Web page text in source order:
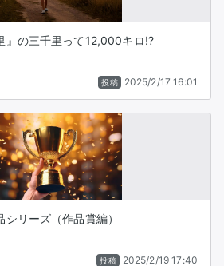
』の三千里って12,000キロ!?
投稿 2025/2/17 16:01
リーズ（作品賞編）
投稿 2025/2/19 17:40